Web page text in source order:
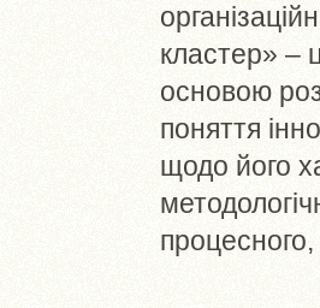
кластер» –
основою
поняття
щодо його